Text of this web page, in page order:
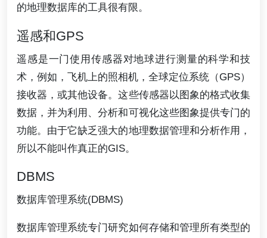
的地理数据库的工具很有限。
遥感和GPS
遥感是一门使用传感器对地球进行测量的科学和技
术，例如，飞机上的照相机，全球定位系统（GPS）
接收器，或其他设备。这些传感器以图象的格式收集
数据，并为利用、分析和可视化这些图象提供专门的
功能。由于它缺乏强大的地理数据管理和分析作用，
所以不能叫作真正的GIS。
DBMS
数据库管理系统(DBMS)
数据库管理系统专门研究如何存储和管理所有类型的